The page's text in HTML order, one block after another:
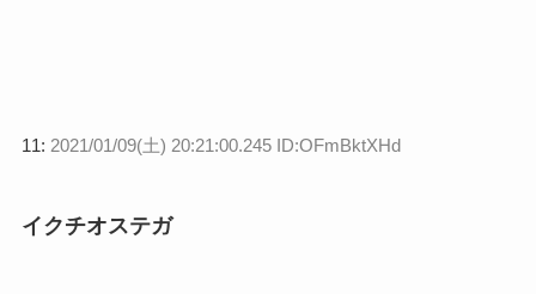
11: 2021/01/09(土) 20:21:00.245 ID:OFmBktXHd
イクチオステガ